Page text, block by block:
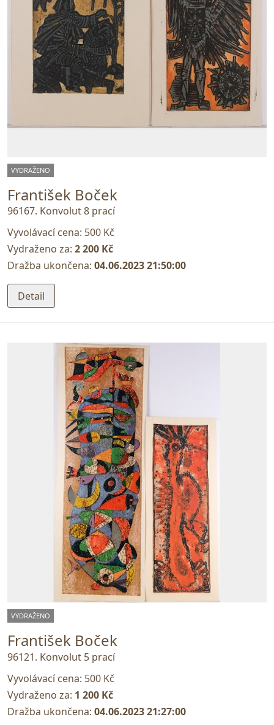
VYDRAŽENO
František Boček
96167. Konvolut 8 prací
Vyvolávací cena: 500 Kč
Vydraženo za: 2 200 Kč
Dražba ukončena: 04.06.2023 21:50:00
Detail
VYDRAŽENO
František Boček
96121. Konvolut 5 prací
Vyvolávací cena: 500 Kč
Vydraženo za: 1 200 Kč
Dražba ukončena: 04.06.2023 21:27:00